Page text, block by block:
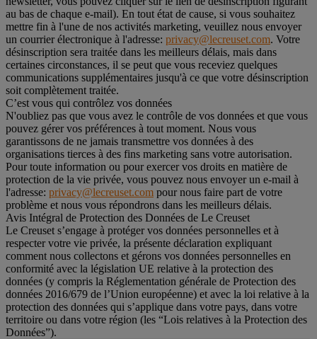
au bas de chaque e-mail). En tout état de cause, si vous souhaitez
mettre fin à l'une de nos activités marketing, veuillez nous envoyer
un courrier électronique à l'adresse: privacy@lecreuset.com. Votre
désinscription sera traitée dans les meilleurs délais, mais dans
certaines circonstances, il se peut que vous receviez quelques
communications supplémentaires jusqu'à ce que votre désinscription
soit complètement traitée.
C’est vous qui contrôlez vos données
N'oubliez pas que vous avez le contrôle de vos données et que vous
pouvez gérer vos préférences à tout moment. Nous vous
garantissons de ne jamais transmettre vos données à des
organisations tierces à des fins marketing sans votre autorisation.
Pour toute information ou pour exercer vos droits en matière de
protection de la vie privée, vous pouvez nous envoyer un e-mail à
l'adresse: privacy@lecreuset.com pour nous faire part de votre
problème et nous vous répondrons dans les meilleurs délais.
Avis Intégral de Protection des Données de Le Creuset
Le Creuset s’engage à protéger vos données personnelles et à
respecter votre vie privée, la présente déclaration expliquant
comment nous collectons et gérons vos données personnelles en
conformité avec la législation UE relative à la protection des
données (y compris la Réglementation générale de Protection des
données 2016/679 de l’Union européenne) et avec la loi relative à la
protection des données qui s’applique dans votre pays, dans votre
territoire ou dans votre région (les “Lois relatives à la Protection des
Données”).